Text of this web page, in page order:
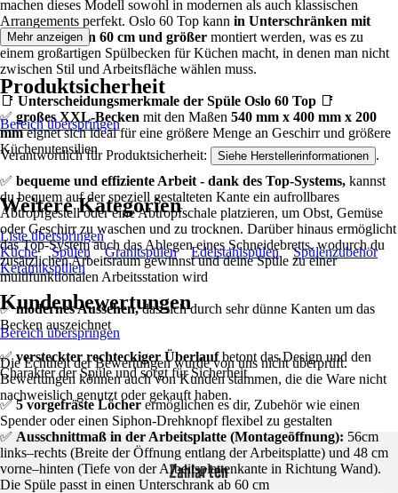
machen dieses Modell sowohl in modernen als auch klassischen
Arrangements perfekt. Oslo 60 Top kann in Unterschränken mit
einer Breite von 60 cm und größer montiert werden, was es zu
einem großartigen Spülbecken für Küchen macht, in denen man nicht
zwischen Stil und Arbeitsfläche wählen muss.
📑 Unterscheidungsmerkmale der Spüle Oslo 60 Top 📑
✅ großes XXL-Becken mit den Maßen 540 mm x 400 mm x 200
mmeignet sich ideal für eine größere Menge an Geschirr und größere
Küchenutensilien
✅ bequeme und effiziente Arbeit - dank des Top-Systems, kannst
du bequem auf der speziell gestalteten Kante ein aufrollbares
Abtropfgestell oder eine Abtropfschale platzieren, um Obst, Gemüse
oder Geschirr zu waschen und zu trocknen. Darüber hinaus ermöglicht
das Top-System auch das Ablegen eines Schneidebretts, wodurch du
zusätzlichen Arbeitsraum gewinnst und deine Spüle zu einer
multifunktionalen Arbeitsstation wird
✅modernes Aussehen,das sich durch sehr dünne Kanten um das
Becken auszeichnet
✅versteckter rechteckiger Überlaufbetont das Design und den
Charakter der Spüle und sorgt für Sicherheit
✅5 vorgefräste Löcherermöglichen es dir, Zubehör wie einen
Spender oder einen Siphon-Drehknopf flexibel zu gestalten
✅ Ausschnittmaß in der Arbeitsplatte (Montageöffnung): 56cm
links–rechts (Breite der Öffnung entlang der Arbeitsplatte) und 48 cm
vorne–hinten (Tiefe von der Arbeitsplattenkante in Richtung Wand).
Die Spüle passt in einen Unterschrank ab 60 cm
Mehr anzeigen
Produktsicherheit
Bereich überspringen
Verantwortlich für Produktsicherheit: Siehe Herstellerinformationen .
Weitere Kategorien
Liste überspringen
Küche
Spülen Granitspülen Edelstahlspülen
Spülenzubehör
Keramikspülen
Kundenbewertungen
Bereich überspringen
Die Echtheit der Bewertungen wurde von uns nicht überprüft.
Bewertungen können auch von Kunden stammen, die die Ware nicht
nachweislich genutzt oder gekauft haben.
Zahlarten